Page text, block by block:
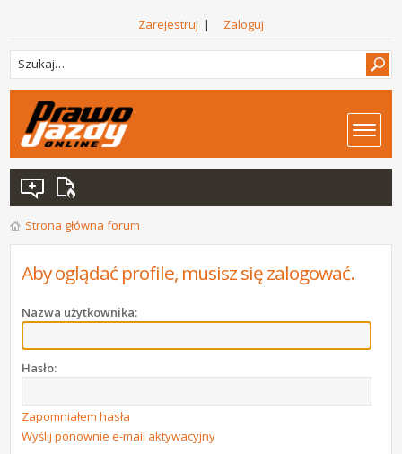
Zarejestruj | Zaloguj
Strona główna forum
Aby oglądać profile, musisz się zalogować.
Nazwa użytkownika:
Hasło:
Zapomniałem hasła
Wyślij ponownie e-mail aktywacyjny